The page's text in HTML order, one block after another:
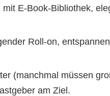
E-Book-Bibliothek,
Roll-on,
(manchmal müssen
am Ziel.